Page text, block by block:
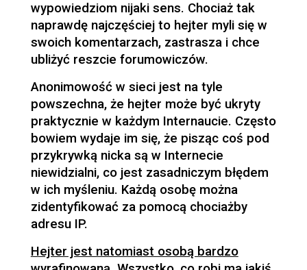
wypowiedziom nijaki sens. Chociaż tak
naprawdę najczęściej to hejter myli się w
swoich komentarzach, zastrasza i chce
ubliżyć reszcie forumowiczów.
Anonimowość w sieci jest na tyle
powszechna, że hejter może być ukryty
praktycznie w każdym Internaucie. Często
bowiem wydaje im się, że pisząc coś pod
przykrywką nicka są w Internecie
niewidzialni, co jest zasadniczym błędem
w ich myśleniu. Każdą osobę można
zidentyfikować za pomocą chociażby
adresu IP.
Hejter jest natomiast osobą bardzo